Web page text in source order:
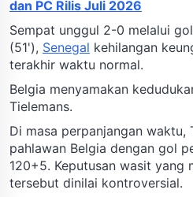
dan PC Rilis Juli 2026
Sempat unggul 2-0 melalui
(51'), Senegal kehilangan
terakhir waktu normal.
Belgia menyamakan
Tielemans.
Di masa perpanjangan waktu,
pahlawan Belgia dengan gol
120+5. Keputusan wasit yang
tersebut dinilai kontroversial.